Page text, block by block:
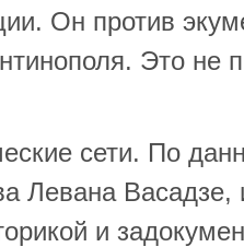
Он против
Это не
сети. По
Левана Васадзе,
и